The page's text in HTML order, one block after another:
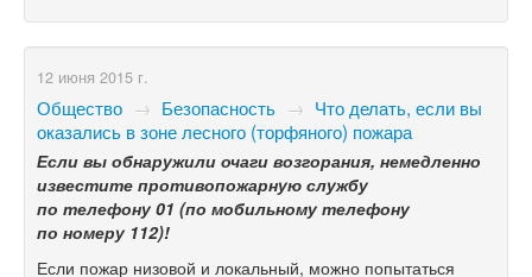
12 июня 2015 г.
Общество → Безопасность → Что делать, если вы
оказались в зоне лесного (торфяного) пожара
Если вы обнаружили очаги возгорания, немедленно
известите противопожарную службу
по телефону 01 (по мобильному телефону
по номеру 112)!
Если пожар низовой и локальный, можно попытаться